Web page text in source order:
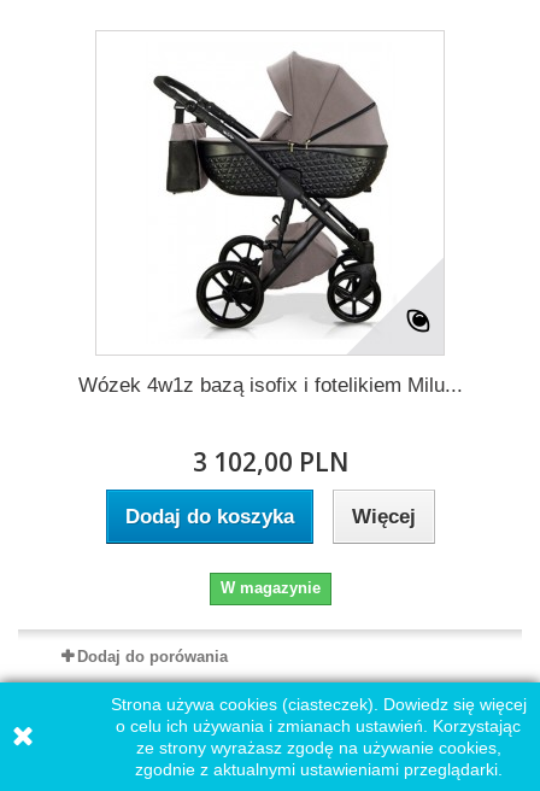
Wózek 4w1z bazą isofix i fotelikiem Milu...
3 102,00 PLN
Dodaj do koszyka Więcej
W magazynie
Dodaj do porówania
Strona używa cookies (ciasteczek). Dowiedz się więcej
o celu ich używania i zmianach ustawień. Korzystając
ze strony wyrażasz zgodę na używanie cookies,
zgodnie z aktualnymi ustawieniami przeglądarki.